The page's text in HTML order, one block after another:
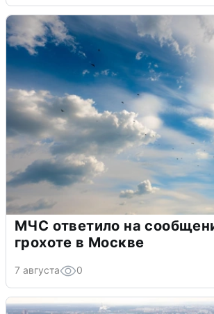
МЧС ответило на
грохоте в Москве
7 августа 0